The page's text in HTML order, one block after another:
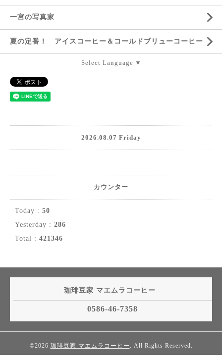
一宮の写真家
夏の定番！ アイスコーヒー＆コールドブリューコーヒー
Select Language ▼
2026.08.07 Friday
カウンター
Today : 50
Yesterday : 286
Total : 421346
珈琲豆家 マエムラコーヒー
0586-46-7358
©2026 珈琲豆家 マエムラコーヒー . All Rights Reserved.